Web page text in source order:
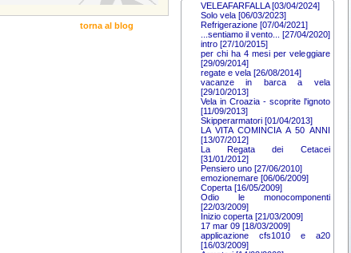
torna al blog
VELEAFARFALLA [03/04/2024]
Solo vela [06/03/2023]
Refrigerazione [07/04/2021]
...sentiamo il vento... [27/04/2020]
intro [27/10/2015]
per chi ha 4 mesi per veleggiare
[29/09/2014]
regate e vela [26/08/2014]
vacanze in barca a vela
[29/10/2013]
Vela in Croazia - scoprite l'ignoto
[11/09/2013]
Skipperarmatori [01/04/2013]
LA VITA COMINCIA A 50 ANNI
[13/07/2012]
La Regata dei Cetacei
[31/01/2012]
Pensiero uno [27/06/2010]
emozionemare [06/06/2009]
Coperta [16/05/2009]
Odio le monocomponenti
[22/03/2009]
Inizio coperta [21/03/2009]
17 mar 09 [18/03/2009]
applicazione cfs1010 e a20
[16/03/2009]